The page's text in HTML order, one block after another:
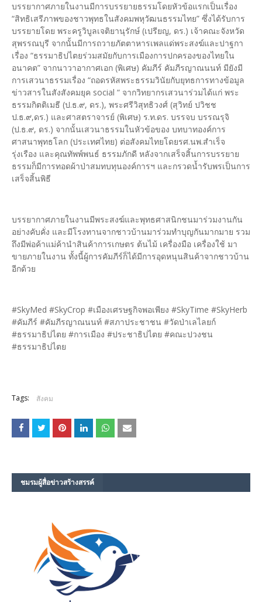
บรรยากาศภายในงานมีการบรรยายธรรมโดยหัวข้อแรกเป็นเรื่อง
“สิทธิเสรีภาพของชาวพุทธในสังคมพหุวัฒนธรรมไทย” ซึ่งได้รับการ
บรรยายโดย พระครูวิบูลเจติยานุรักษ์ (เปรียญ, ดร.) เจ้าคณะจังหวัด
สุพรรณบุรี จากนั้นมีการถวายภัตตาหารเพลแด่พระสงฆ์และปาฐกา
เรื่อง “ธรรมาธิปไตยร่วมสมัยกับการเมืองการปกครองของไทยใน
อนาคต” จากนาวาอากาศเอก (พิเศษ) คัมภีร์ คัมภีรญาณนนท์ มียังมี
การเสวนาธรรมเรื่อง “ถอดรหัสพระธรรมวินัยกับยุทธการทางข้อมูล
ข่าวสารในสังสังคมยุค social “ จากวิทยากรเสวนาร่วมได้แก่ พระ
ธรรมกิตติเมธี (ป.ธ.๙, ดร.), พระศรีวิสุทธิวงศ์ (สุวิทย์ ปวิชช
ป.ธ.๙,ดร.) และศาสตราจารย์ (พิเศษ) ร.ท.ดร. บรรจบ บรรณรุจิ
(ป.ธ.๙, ดร.) จากนั้นเสวนาธรรมในหัวข้อของ บทบาทองค์การ
ศาสนาพุทธโลก (ประเทศไทย) ต่อสังคมไทยโดยรศ.นพ.สำเร็จ
รุ่งเรือง และคุณทัพพ์พนธ์ ธรรมภักดี หลังจากเสร็จสิ้นการบรรยาย
ธรรมก็มีการทอดผ้าป่าสมทบทุนองค์การฯ และกรวดน้ำรับพรเป็นการ
เสร็จสิ้นพิธี
บรรยากาศภายในงานมีพระสงฆ์และพุทธศาสนิกชนมาร่วมงานกัน
อย่างคับคั่ง และมีโรงทานจากชาวบ้านมาร่วมทำบุญกันมากมาย รวม
ถึงมีพ่อค้าแม่ค้านำสินค้าการเกษตร ต้นไม้ เครื่องมือ เครื่องใช้ มา
ขายภายในงาน ทั้งนี้ผู้การคัมภีร์ก็ได้มีการอุดหนุนสินค้าจากชาวบ้าน
อีกด้วย
#SkyMed #SkyCrop #เมืองเศรษฐกิจพอเพียง #SkyTime #SkyHerb
#คัมภีร์ #คัมภีรญาณนนท์ #สภาประชาชน #วัดป่าเลไลยก์
#ธรรมาธิปไตย #การเมือง #ประชาธิปไตย #คณะปวงชน
#ธรรมาธิปไตย
Tags: สังคม
ชมรม​ผู้สื่อข่าวสร้างสรรค์​